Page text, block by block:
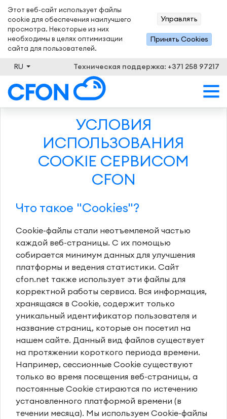
Этот веб-сайт использует файлы
cookie для обеспечения наилучшего
просмотра. Некоторые из них
необходимы в целях оптимизации
сайта для пользователей.
Управлять
Принять Сookies
RU Техническая поддержка: +371 258 97217
УСЛОВИЯ
ИСПОЛЬЗОВАНИЯ
COOKIE СЕРВИСОМ
CFON
Что такое "Cookies"?
Cookie-файлы стали неотъемлемой частью
каждой веб-страницы. С их помощью
собирается минимум данных для улучшения
платформы и ведения статистики. Сайт
cfon.net также использует эти файлы для
корректной работы сервиса. Вся информация,
хранящаяся в Cookie, содержит только
уникальный идентификатор пользователя и
название страниц, которые он посетил на
нашем сайте. Данный вид файлов существует
на протяжении короткого периода времени.
Например, сессионные Cookie существуют
только во время посещения веб-страницы, а
постоянные Cookie стираются по истечению
установленного платформой времени (в
течении месяца). Мы используем Cookie-файлы